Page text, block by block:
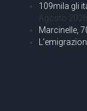
109mila gli
Agosto 2026
Marcinelle,